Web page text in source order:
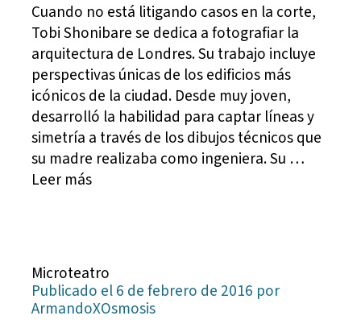
Cuando no está litigando casos en la corte,
Tobi Shonibare se dedica a fotografiar la
arquitectura de Londres. Su trabajo incluye
perspectivas únicas de los edificios más
icónicos de la ciudad. Desde muy joven,
desarrolló la habilidad para captar líneas y
simetría a través de los dibujos técnicos que
su madre realizaba como ingeniera. Su …
Leer más
Microteatro
Publicado el 6 de febrero de 2016 por
ArmandoXOsmosis